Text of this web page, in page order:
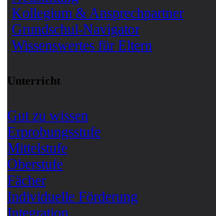
Kollegium & Ansprechpartner
Grundschul-Navigator
Wissenswertes für Eltern
Unterricht
Gut zu wissen
Erprobungsstufe
Mittelstufe
Oberstufe
Fächer
Individuelle Förderung